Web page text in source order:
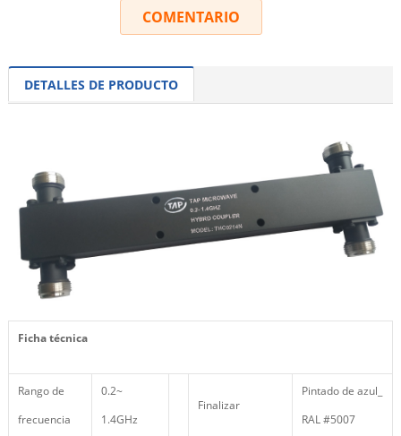
COMENTARIO
DETALLES DE PRODUCTO
Ficha técnica
Rango de
frecuencia
0.2~
1.4GHz
Finalizar
Pintado de azul_
RAL #5007